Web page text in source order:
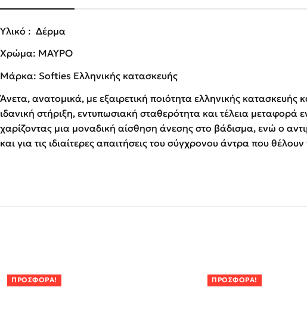
Υλικό : Δέρμα
Χρώμα: ΜΑΥΡΟ
Μάρκα: Softies Ελληνικής κατασκευής
Άνετα, ανατομικά, με εξαιρετική ποιότητα ελληνικής
ιδανική στήριξη, εντυπωσιακή σταθερότητα και τέλεια μεταφορά
χαρίζοντας μια μοναδική αίσθηση άνεσης στο βάδισμα, ενώ ο
και για τις ιδιαίτερες απαιτήσεις του σύγχρονου άντρα που
ΠΡΟΣΦΟΡΆ! ΠΡΟΣΦΟΡΆ!